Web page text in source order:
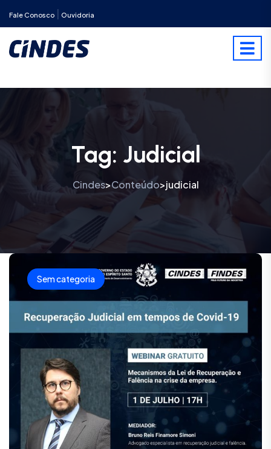
Fale Conosco Ouvidoria
Tag: Judicial
Cindes>Conteúdo>judicial
Sem categoria